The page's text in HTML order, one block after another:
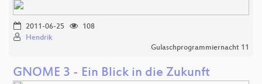
2011-06-25
108
Hendrik
Gulaschprogrammiernacht 11
GNOME 3 - Ein Blick in die Zukunft